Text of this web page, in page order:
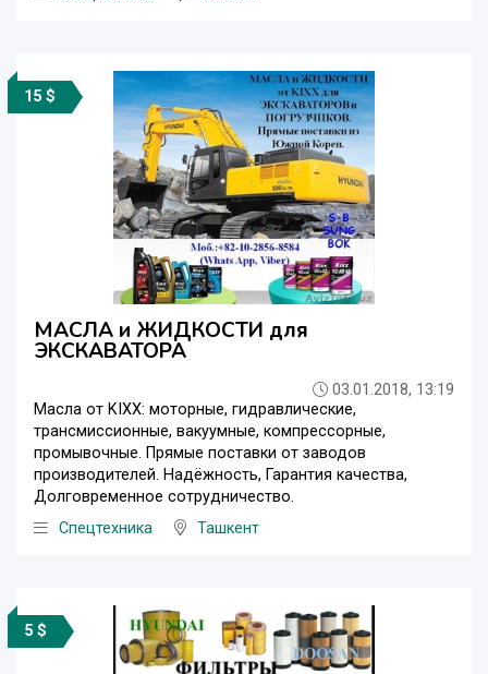
15 $
МАСЛА и ЖИДКОСТИ для
ЭКСКАВАТОРА
03.01.2018, 13:19
Масла от KIXX: моторные, гидравлические,
трансмиссионные, вакуумные, компрессорные,
промывочные. Прямые поставки от заводов
производителей. Надёжность, Гарантия качества,
Долговременное сотрудничество.
Спецтехника
Ташкент
5 $